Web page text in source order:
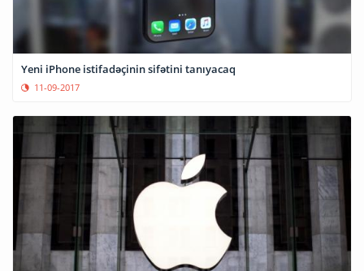
Yeni iPhone istifadəçinin sifətini tanıyacaq
11-09-2017